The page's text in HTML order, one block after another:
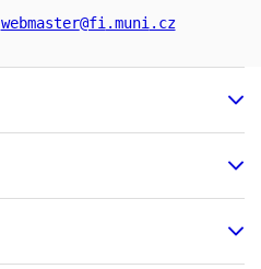
webmaster@fi.muni.cz